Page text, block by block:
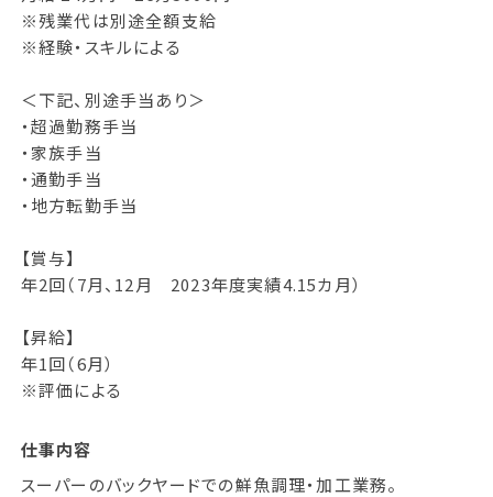
※残業代は別途全額支給
※経験・スキルによる
＜下記、別途手当あり＞
・超過勤務手当
・家族手当
・通勤手当
・地方転勤手当
【賞与】
年2回（7月、12月 2023年度実績4.15カ月）
【昇給】
年1回（6月）
※評価による
仕事内容
スーパーのバックヤードでの鮮魚調理・加工業務。